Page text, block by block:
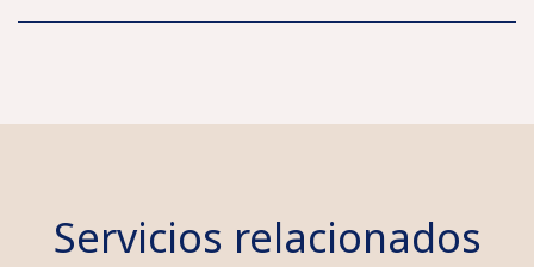
Servicios relacionados